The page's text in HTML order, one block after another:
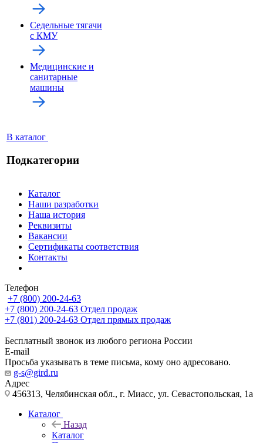
Седельные тягачи
с КМУ
Медицинские и
санитарные
машины
В каталог
Подкатегории
Каталог
Наши разработки
Наша история
Реквизиты
Вакансии
Сертификаты соответствия
Контакты
Телефон
+7 (800) 200-24-63
+7 (800) 200-24-63 Отдел продаж
+7 (801) 200-24-63 Отдел прямых продаж
Бесплатный звонок из любого региона России
E-mail
Просьба указывать в теме письма, кому оно адресовано.
g-s@gird.ru
Адрес
456313, Челябинская обл., г. Миасс, ул. Севастопольская, 1а
Каталог
Назад
Каталог